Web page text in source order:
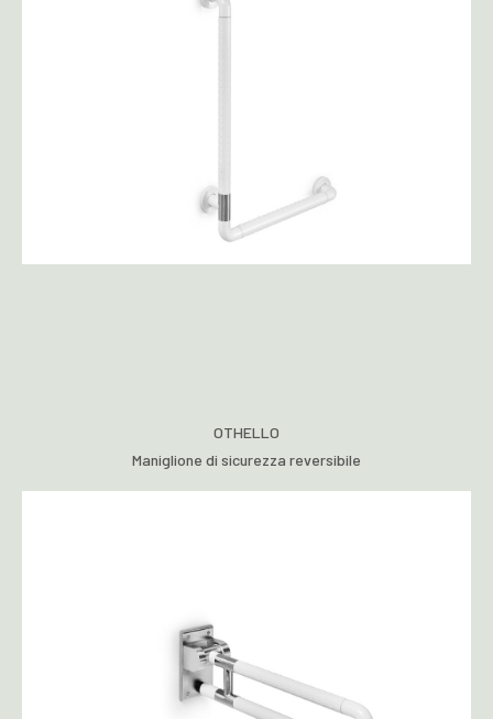
OTHELLO
Maniglione di sicurezza reversibile